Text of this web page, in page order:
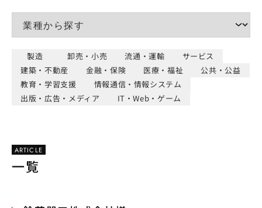
製造 卸売・小売 流通・運輸
サービス
建築・不動産
金融・保険 医療・福祉
公共・公益
教育・学習支援
情報通信・情報システム
出版・広告・メディア
IT・Web・ゲーム
ARTICLE
一覧